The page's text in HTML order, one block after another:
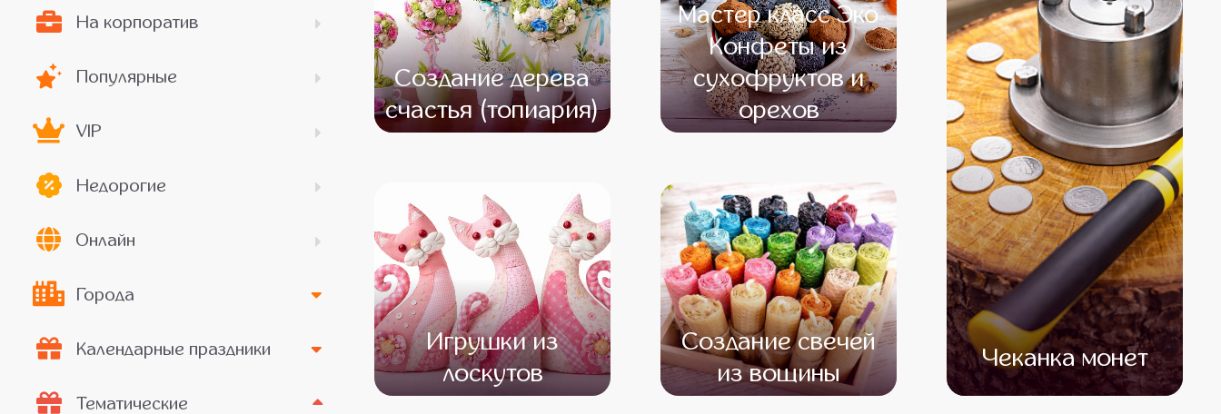
На корпоратив
Популярные
VIP
Недорогие
Онлайн
Города
Календарные праздники
Тематические
Создание дерева
счастья (топиария)
Мастер класс Эко
Конфеты из
сухофруктов и
орехов
Чеканка монет
Игрушки из
лоскутов
Создание свечей
из вощины